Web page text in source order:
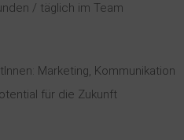
/ täglich im Team
Marketing, Kommunikation
für die Zukunft